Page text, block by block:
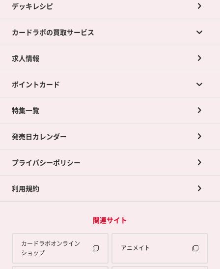
デッキレシピ
カードラボの買取サービス
カードラボの買取サービスTOP
店舗買取について
ネット買取について
買取承諾書について
求人情報
ポイントカード
ポイントカードTOP
ポイント交換景品
特集一覧
発売日カレンダー
プライバシーポリシー
利用規約
関連サイト
カードラボオンライン
ショップ
アニメイト